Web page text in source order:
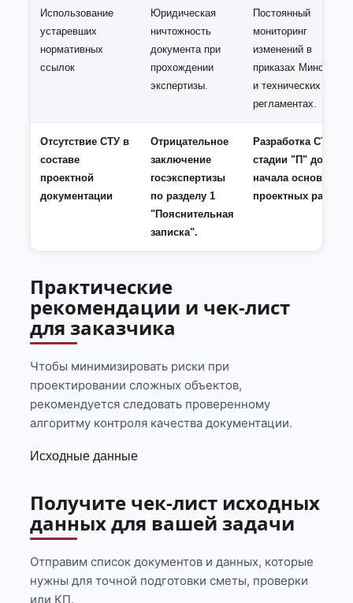
Использование
устаревших
нормативных
ссылок
Юридическая
ничтожность
документа при
прохождении
экспертизы.
Постоянный
мониторинг
изменений в
приказах Минстроя
и технических
регламентах.
Отсутствие СТУ в
составе
проектной
документации
Отрицательное
заключение
госэкспертизы
по разделу 1
"Пояснительная
записка".
Разработка СТУ на
стадии "П" до
начала основных
проектных работ.
Практические
рекомендации и чек-лист
для заказчика
Чтобы минимизировать риски при
проектировании сложных объектов,
рекомендуется следовать проверенному
алгоритму контроля качества документации.
Исходные данные
Получите чек-лист исходных
данных для вашей задачи
Отправим список документов и данных, которые
нужны для точной подготовки сметы, проверки
или КП.